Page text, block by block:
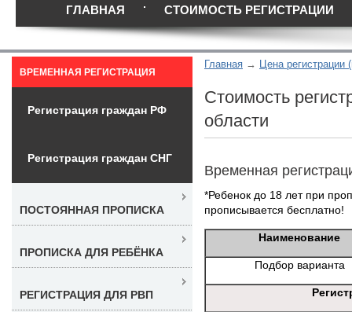
ГЛАВНАЯ СТОИМОСТЬ РЕГИСТРАЦИИ
Главная Цена регистрации
Стоимость
области
Временная
*Ребенок до 18 лет при
прописывается бесплатно!
Наименование
Подбор варианта
ВРЕМЕННАЯ РЕГИСТРАЦИЯ
Регистрация граждан РФ
Регистрация граждан СНГ
ПОСТОЯННАЯ ПРОПИСКА
ПРОПИСКА ДЛЯ РЕБЁНКА
РЕГИСТРАЦИЯ ДЛЯ РВП